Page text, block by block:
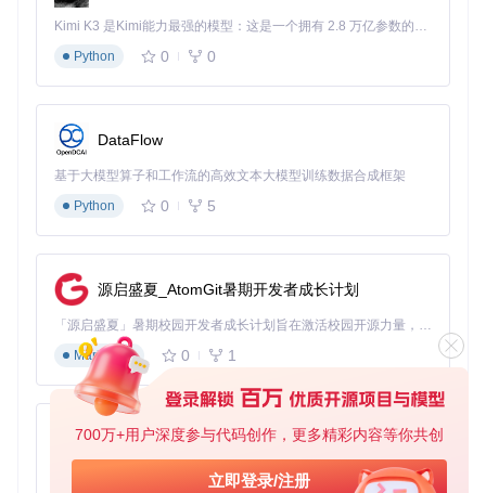
700万+用户深度参与代码创作，更多精彩内容等你共创
立即登录/注册
传统的文本编辑方式被直观的配置界面取代：
选择目标macOS版本（如macOS Tahoe 26）
配置ACPI补丁（点击"Configure Patches"按钮）
管理内核扩展（"Manage Kexts"选项）
设置音频布局ID和SMBIOS型号
工具会根据你的硬件自动推荐最优配置，大大降低了决策难
度。
2.4 一键生成EFI：自动化构建与验证
完成配置后，只需点击"Build OpenCore EFI"按钮：
工具会自动完成以下工作：
下载匹配的OpenCore版本
配置必要的驱动和补丁
Kimi K3 是Kimi能力最强的模型：这是一个拥有 2.8 万亿参数的混合专家（MoE）模型，具备原生视觉理解能力，并支持 100 万 token 的上下文窗口。
Python
0 0
DataFlow
基于大模型算子和工作流的高效文本大模型训练数据合成框架
Python
0 5
源启盛夏_AtomGit暑期开发者成长计划
「源启盛夏」暑期校园开发者成长计划旨在激活校园开源力量，通过积分激励、认证扶持、资源倾斜等形式，引导高校组织和开发者完成「入驻 — 建项目 — 做贡献 — 获认证 — 得资源」的完整闭环。无论你是想带领社团入驻平台的组织者，还是希望用代码贡献证明自己的开发者，都能在这里找到属于你的成长路径。
Markdown
0 1
py-xiaozhi
基于Python的Xiaozhi AI，适用于想要完整Xiaozhi体验而无需拥有专用硬件的用户。